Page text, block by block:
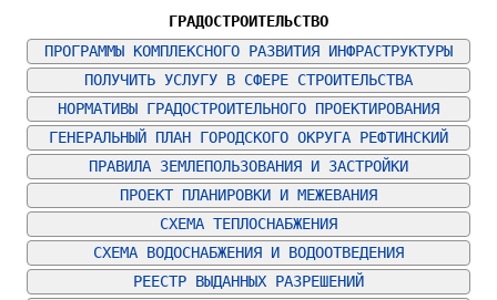
ГРАДОСТРОИТЕЛЬСТВО
ПРОГРАММЫ КОМПЛЕКСНОГО РАЗВИТИЯ ИНФРАСТРУКТУРЫ
ПОЛУЧИТЬ УСЛУГУ В СФЕРЕ СТРОИТЕЛЬСТВА
НОРМАТИВЫ ГРАДОСТРОИТЕЛЬНОГО ПРОЕКТИРОВАНИЯ
ГЕНЕРАЛЬНЫЙ ПЛАН ГОРОДСКОГО ОКРУГА РЕФТИНСКИЙ
ПРАВИЛА ЗЕМЛЕПОЛЬЗОВАНИЯ И ЗАСТРОЙКИ
ПРОЕКТ ПЛАНИРОВКИ И МЕЖЕВАНИЯ
СХЕМА ТЕПЛОСНАБЖЕНИЯ
СХЕМА ВОДОСНАБЖЕНИЯ И ВОДООТВЕДЕНИЯ
РЕЕСТР ВЫДАННЫХ РАЗРЕШЕНИЙ